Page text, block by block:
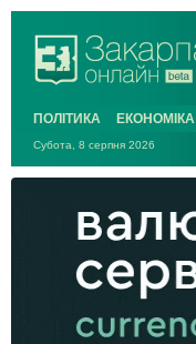
ПОЛІТИКА ЕКОНОМІКА
Субота, 8 серпня 2026